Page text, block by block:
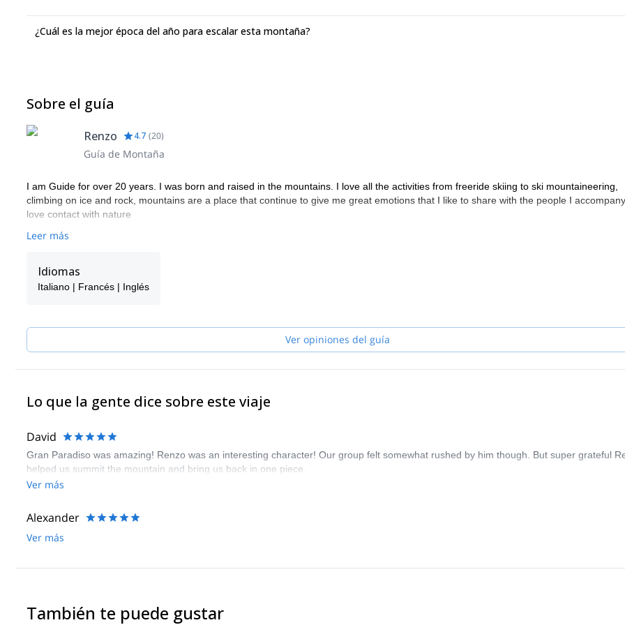
¿Cuál es la mejor época del año para escalar esta montaña?
Sobre el guía
Renzo 4.7 (20)
Guía de Montaña
I am Guide for over 20 years. I was born and raised in the mountains. I love all the activities from freeride skiing to ski mountaineering,
climbing on ice and rock, mountains are a place that continue to give me great emotions that I like to share with the people I
love contact with nature
Leer más
Idiomas
Italiano | Francés | Inglés
Ver opiniones del guía
Lo que la gente dice sobre este viaje
David
Gran Paradiso was amazing! Renzo was an interesting character! Our group felt somewhat rushed by him though. But super grateful
helped us summit the mountain and bring us back in one piece.
Ver más
Alexander
Ver más
También te puede gustar